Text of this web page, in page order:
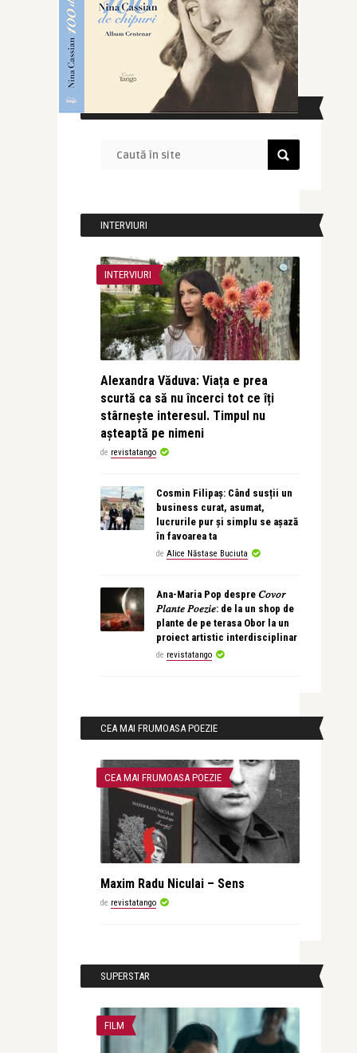
CAUTĂ ÎN SITE
INTERVIURI
INTERVIURI
Alexandra Văduva: Viața e prea
scurtă ca să nu încerci tot ce îți
stârnește interesul. Timpul nu
așteaptă pe nimeni
de revistatango
Cosmin Filipaș: Când susții un
business curat, asumat,
lucrurile pur și simplu se așază
în favoarea ta
de Alice Năstase Buciuta
Ana-Maria Pop despre 𝐶𝑜𝑣𝑜𝑟
𝑃𝑙𝑎𝑛𝑡𝑒 𝑃𝑜𝑒𝑧𝑖𝑒: de la un shop de
plante de pe terasa Obor la un
proiect artistic interdisciplinar
de revistatango
CEA MAI FRUMOASA POEZIE
CEA MAI FRUMOASA POEZIE
Maxim Radu Niculai – Sens
de revistatango
SUPERSTAR
FILM